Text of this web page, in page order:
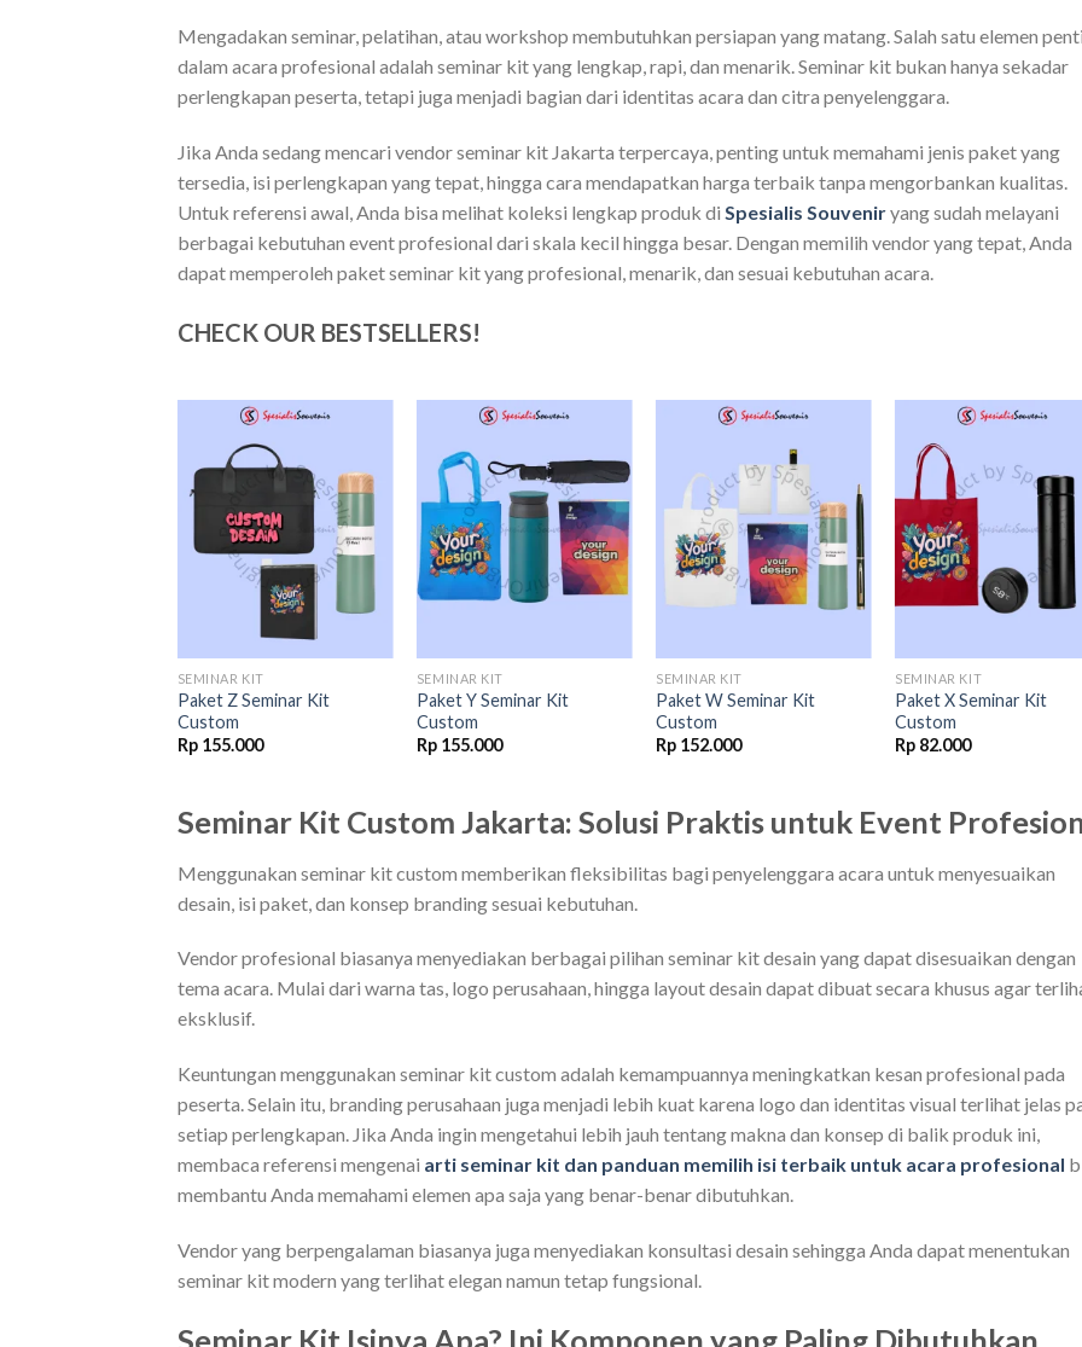
Mengadakan seminar, pelatihan, atau workshop membutuhkan persiapan yang matang. Salah satu elemen
dalam acara profesional adalah seminar kit yang lengkap, rapi, dan menarik. Seminar kit bukan hanya sekadar
perlengkapan peserta, tetapi juga menjadi bagian dari identitas acara dan citra penyelenggara.
Jika Anda sedang mencari vendor seminar kit Jakarta terpercaya, penting untuk memahami jenis paket yang
tersedia, isi perlengkapan yang tepat, hingga cara mendapatkan harga terbaik tanpa mengorbankan kualitas.
Untuk referensi awal, Anda bisa melihat koleksi lengkap produk di Spesialis Souveniryang sudah melayani
berbagai kebutuhan event profesional dari skala kecil hingga besar. Dengan memilih vendor yang tepat, Anda
dapat memperoleh paket seminar kit yang profesional, menarik, dan sesuai kebutuhan acara.
CHECK OUR BESTSELLERS!
Add to
wishlist
SEMINAR KIT
Paket Z Seminar Kit
Custom
Rp155.000
Add to
wishlist
SEMINAR KIT
Paket Y Seminar Kit
Custom
Rp155.000
Add to
wishlist
SEMINAR KIT
Paket W Seminar Kit
Custom
Rp 152.000
Add
SEMINAR KIT
Paket X Seminar Kit
Custom
Rp 82.000
Current
Seminar Kit Custom Jakarta: Solusi Praktis untuk Event
Menggunakan seminar kit custom memberikan fleksibilitas bagi penyelenggara acara untuk menyesuaikan
desain, isi paket, dan konsep branding sesuai kebutuhan.
Vendor profesional biasanya menyediakan berbagai pilihan seminar kit desain yang dapat disesuaikan dengan
tema acara. Mulai dari warna tas, logo perusahaan, hingga layout desain dapat dibuat secara khusus agar
eksklusif.
Keuntungan menggunakan seminar kit custom adalah kemampuannya meningkatkan kesan profesional pada
peserta. Selain itu, branding perusahaan juga menjadi lebih kuat karena logo dan identitas visual terlihat jelas
setiap perlengkapan. Jika Anda ingin mengetahui lebih jauh tentang makna dan konsep di balik produk ini,
membaca referensi mengenai arti seminar kit dan panduan memilih isi terbaik untuk acara profesional
membantu Anda memahami elemen apa saja yang benar-benar dibutuhkan.
Vendor yang berpengalaman biasanya juga menyediakan konsultasi desain sehingga Anda dapat menentukan
seminar kit modern yang terlihat elegan namun tetap fungsional.
Seminar Kit Isinya Apa? Ini Komponen yang Paling Dibutuhkan